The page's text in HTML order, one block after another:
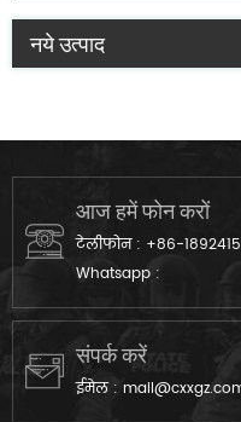
नये उत्पाद
आज हमें फोन करों
टेलीफोन : +86-
Whatsapp :
संपर्क करें
ईमेल :